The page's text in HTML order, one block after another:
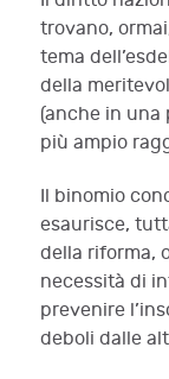
trovano,
tema
della
(anche in una
più ampio
Il binomio
esaurisce,
della riforma,
necessità di
prevenire
deboli dalle